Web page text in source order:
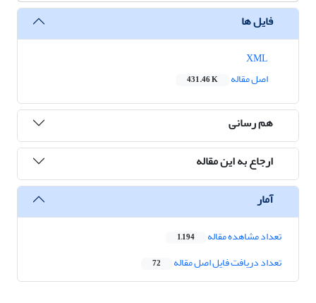
فایل ها
اصل مقاله
431.46 K
هم رسانی
ارجاع به این مقاله
آمار
تعداد مشاهده مقاله 1,194
تعداد دریافت فایل اصل مقاله 72